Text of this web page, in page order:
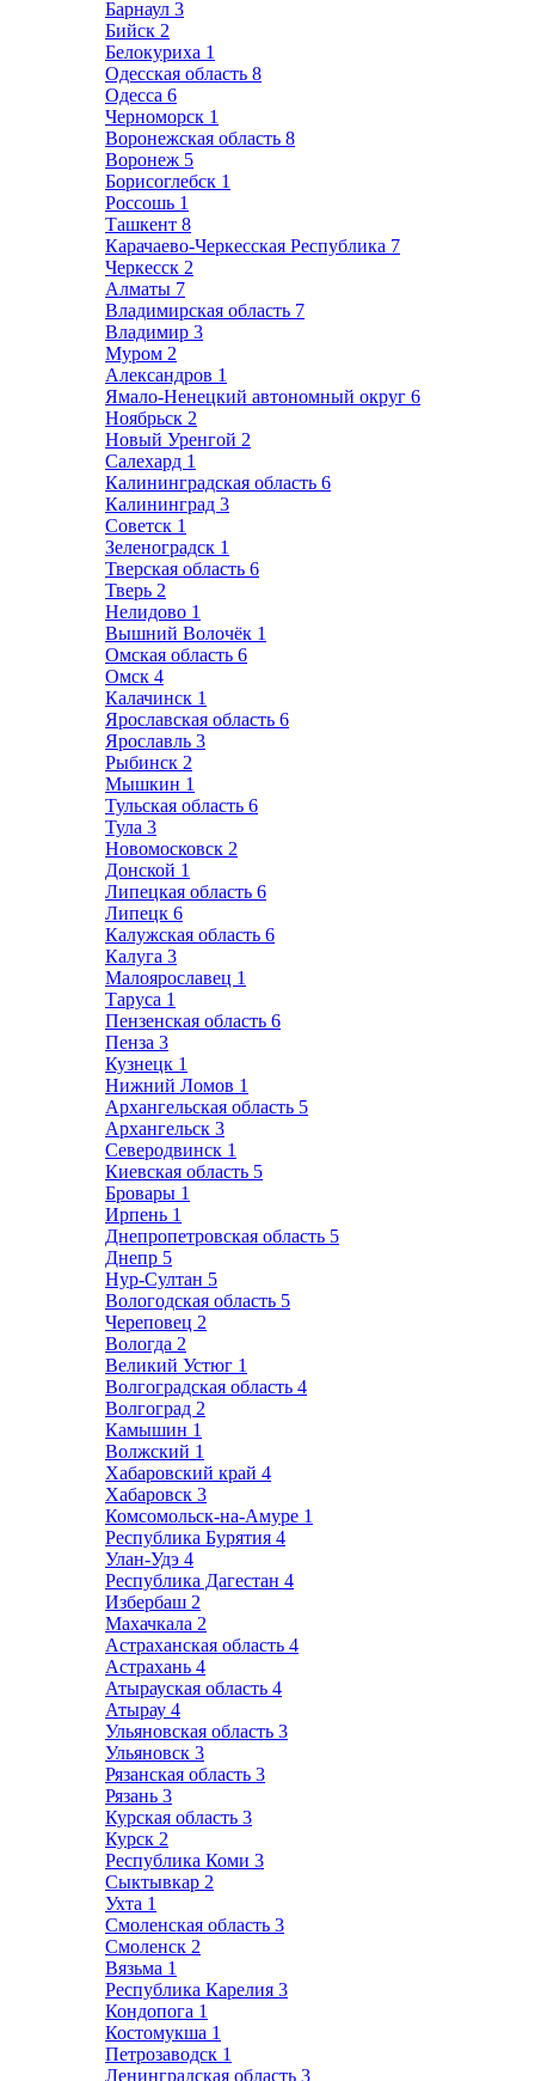
Барнаул 3
Бийск 2
Белокуриха 1
Одесская область 8
Одесса 6
Черноморск 1
Воронежская область 8
Воронеж 5
Борисоглебск 1
Россошь 1
Ташкент 8
Карачаево-Черкесская Республика 7
Черкесск 2
Алматы 7
Владимирская область 7
Владимир 3
Муром 2
Александров 1
Ямало-Ненецкий автономный округ 6
Ноябрьск 2
Новый Уренгой 2
Салехард 1
Калининградская область 6
Калининград 3
Советск 1
Зеленоградск 1
Тверская область 6
Тверь 2
Нелидово 1
Вышний Волочёк 1
Омская область 6
Омск 4
Калачинск 1
Ярославская область 6
Ярославль 3
Рыбинск 2
Мышкин 1
Тульская область 6
Тула 3
Новомосковск 2
Донской 1
Липецкая область 6
Липецк 6
Калужская область 6
Калуга 3
Малоярославец 1
Таруса 1
Пензенская область 6
Пенза 3
Кузнецк 1
Нижний Ломов 1
Архангельская область 5
Архангельск 3
Северодвинск 1
Киевская область 5
Бровары 1
Ирпень 1
Днепропетровская область 5
Днепр 5
Нур-Султан 5
Вологодская область 5
Череповец 2
Вологда 2
Великий Устюг 1
Волгоградская область 4
Волгоград 2
Камышин 1
Волжский 1
Хабаровский край 4
Хабаровск 3
Комсомольск-на-Амуре 1
Республика Бурятия 4
Улан-Удэ 4
Республика Дагестан 4
Избербаш 2
Махачкала 2
Астраханская область 4
Астрахань 4
Атырауская область 4
Атырау 4
Ульяновская область 3
Ульяновск 3
Рязанская область 3
Рязань 3
Курская область 3
Курск 2
Республика Коми 3
Сыктывкар 2
Ухта 1
Смоленская область 3
Смоленск 2
Вязьма 1
Республика Карелия 3
Кондопога 1
Костомукша 1
Петрозаводск 1
Ленинградская область 3